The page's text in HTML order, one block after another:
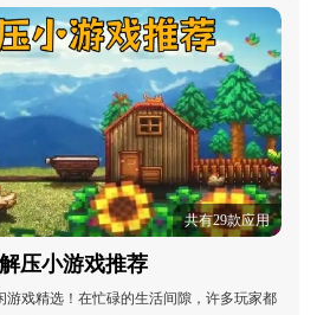
共有29款应用
压小游戏推荐
游戏精选！在忙碌的生活间隙，许多玩家都